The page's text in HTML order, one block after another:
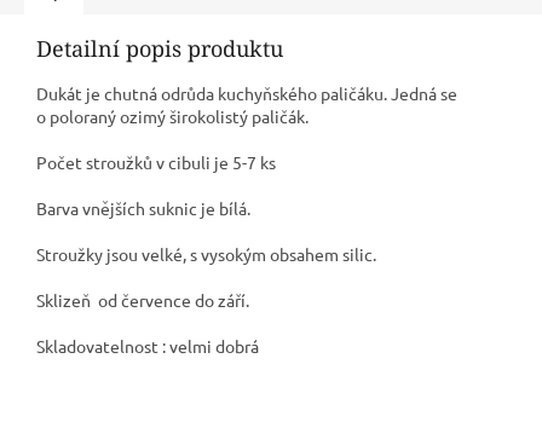
Detailní popis produktu
Dukát je chutná odrůda kuchyňského paličáku. Jedná se
o poloraný ozimý širokolistý paličák.
Počet stroužků v cibuli je 5-7 ks
Barva vnějších suknic je bílá.
Stroužky jsou velké, s vysokým obsahem silic.
Sklizeň od července do září.
Skladovatelnost : velmi dobrá